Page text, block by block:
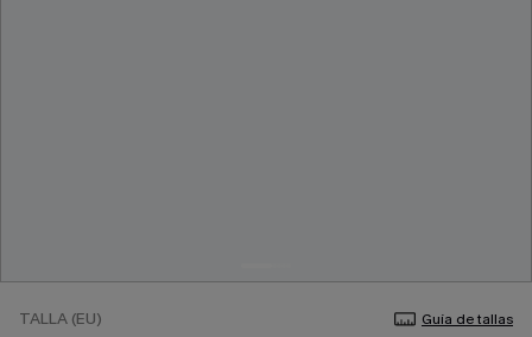
TALLA (EU) Guía de tallas